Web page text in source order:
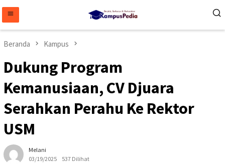
konten
Beranda Kampus
Dukung Program
Kemanusiaan, CV Djuara
Serahkan Perahu Ke Rektor
USM
Melani
03/19/2025
537 Dilihat